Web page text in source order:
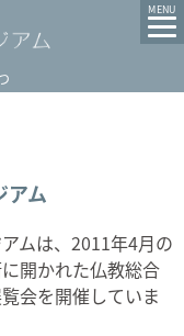
MENU
アム
ムは、2011年4月の
開かれた仏教総合
会を開催していま